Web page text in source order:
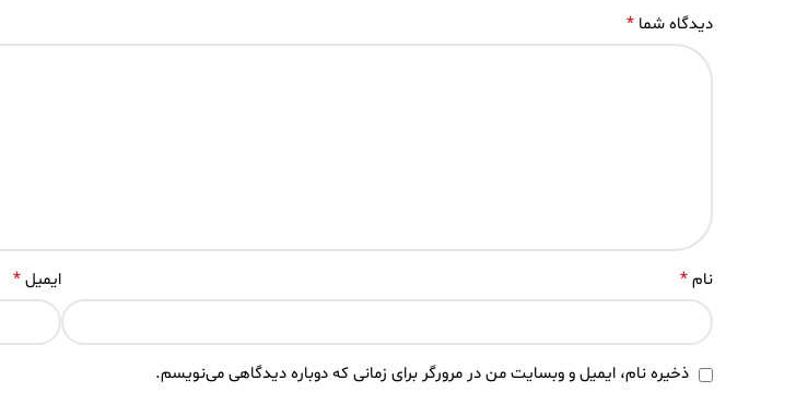
دیدگاه شما *
نام* ایمیل*
ذخیره نام، ایمیل و وبسایت من در مرورگر برای زمانی که دوباره دیدگاهی می‌نویسم.